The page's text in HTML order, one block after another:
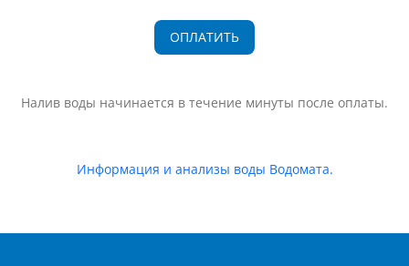
Налив воды начинается в течение минуты после оплаты.
Информация и анализы воды Водомата.